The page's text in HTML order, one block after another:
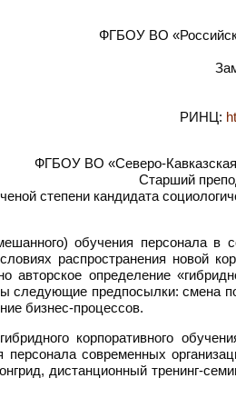
ФГБОУ ВО
РИНЦ:
ФГБОУ ВО «Северо-Кавказская
Старший
степени кандидата
обучения персонала в
распространения новой
определение
следующие предпосылки: смена
бизнес-процессов.
корпоративного
современных
дистанционный тренинг-